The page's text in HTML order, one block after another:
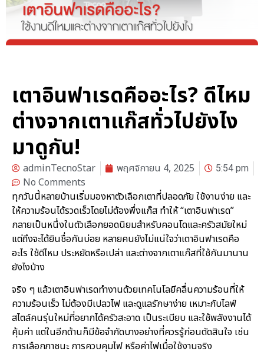
เตาอินฟาเรดคืออะไร? ดีไหม
ต่างจากเตาแก๊สทั่วไปยังไง
มาดูกัน!
adminTecnoStar พฤศจิกายน 4, 2025 5:54 pm
No Comments
ทุกวันนี้หลายบ้านเริ่มมองหาตัวเลือกเตาที่ปลอดภัย ใช้งานง่าย และ
ให้ความร้อนได้รวดเร็วโดยไม่ต้องพึ่งแก๊ส ทำให้ “เตาอินฟาเรด”
กลายเป็นหนึ่งในตัวเลือกยอดนิยมสำหรับคอนโดและครัวสมัยใหม่
แต่ถึงจะได้ยินชื่อกันบ่อย หลายคนยังไม่แน่ใจว่าเตาอินฟาเรดคือ
อะไร ใช้ดีไหม ประหยัดหรือเปล่า และต่างจากเตาแก๊สที่ใช้กันมานาน
ยังไงบ้าง
จริง ๆ แล้วเตาอินฟาเรดทำงานด้วยเทคโนโลยีคลื่นความร้อนที่ให้
ความร้อนเร็ว ไม่ต้องมีเปลวไฟ และดูแลรักษาง่าย เหมาะกับไลฟ์
สไตล์คนรุ่นใหม่ที่อยากได้ครัวสะอาด เป็นระเบียบ และใช้พลังงานได้
คุ้มค่า แต่ในอีกด้านก็มีข้อจำกัดบางอย่างที่ควรรู้ก่อนตัดสินใจ เช่น
การเลือกภาชนะ การควบคุมไฟ หรือค่าไฟเมื่อใช้งานจริง